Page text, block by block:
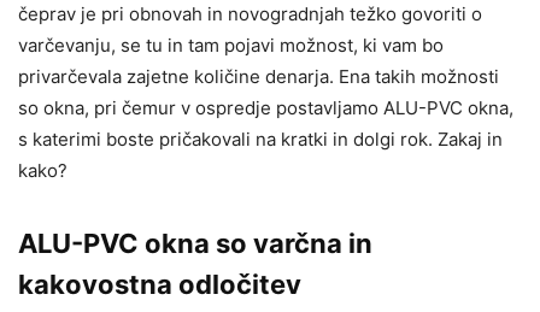
čeprav je pri obnovah in novogradnjah težko govoriti o
varčevanju, se tu in tam pojavi možnost, ki vam bo
privarčevala zajetne količine denarja. Ena takih možnosti
so okna, pri čemur v ospredje postavljamo ALU-PVC okna,
s katerimi boste pričakovali na kratki in dolgi rok. Zakaj in
kako?
ALU-PVC okna so varčna in
kakovostna odločitev